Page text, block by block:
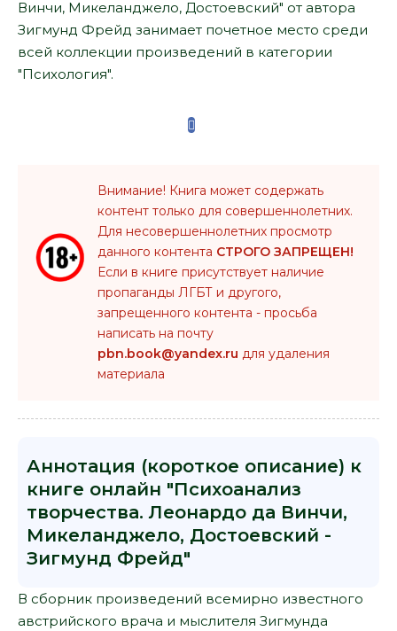
Винчи, Микеланджело, Достоевский" от автора
Зигмунд Фрейд занимает почетное место среди
всей коллекции произведений в категории
"Психология".
Внимание! Книга может содержать
контент только для совершеннолетних.
Для несовершеннолетних просмотр
данного контента СТРОГО ЗАПРЕЩЕН!
Если в книге присутствует наличие
пропаганды ЛГБТ и другого,
запрещенного контента - просьба
написать на почту
pbn.book@yandex.ru для удаления
материала
Аннотация (короткое описание) к
книге онлайн "Психоанализ
творчества. Леонардо да Винчи,
Микеланджело, Достоевский -
Зигмунд Фрейд"
В сборник произведений всемирно известного
австрийского врача и мыслителя Зигмунда